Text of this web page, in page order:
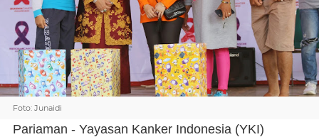
Foto: Junaidi
Pariaman - Yayasan Kanker Indonesia (YKI)